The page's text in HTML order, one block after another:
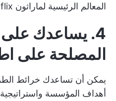
المعالم الرئيسية لماراثون Netflix.
4. يساعدك
المصلحة على
يمكن أن تساعدك خرائط
أهداف المؤسسة واستراتيجية